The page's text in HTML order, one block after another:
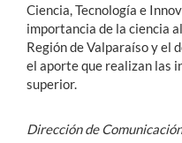
Ciencia, Tecnología e
importancia de la ciencia
Región de Valparaíso y el
el aporte que realizan las
superior.
Dirección de